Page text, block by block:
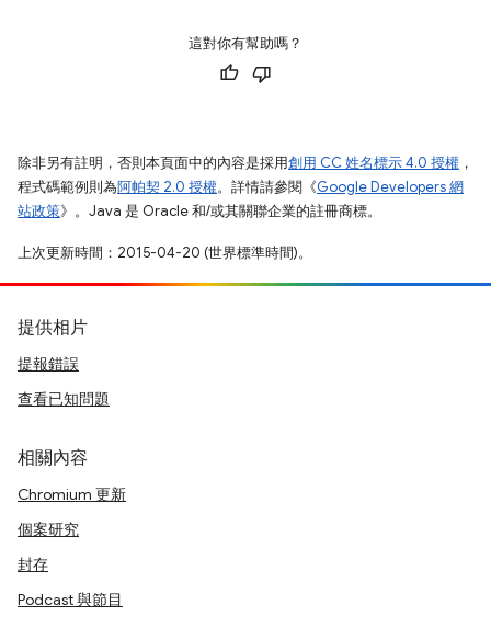
這對你有幫助嗎？
除非另有註明，否則本頁面中的內容是採用創用 CC 姓名標示 4.0 授權 ，
程式碼範例則為阿帕契 2.0 授權。詳情請參閱《Google Developers 網
站政策》。Java 是 Oracle 和/或其關聯企業的註冊商標。
上次更新時間：2015-04-20 (世界標準時間)。
提供相片
提報錯誤
查看已知問題
相關內容
Chromium 更新
個案研究
封存
Podcast 與節目